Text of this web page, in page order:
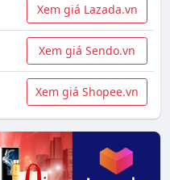
Xem giá Lazada.vn
Xem giá Sendo.vn
Xem giá Shopee.vn